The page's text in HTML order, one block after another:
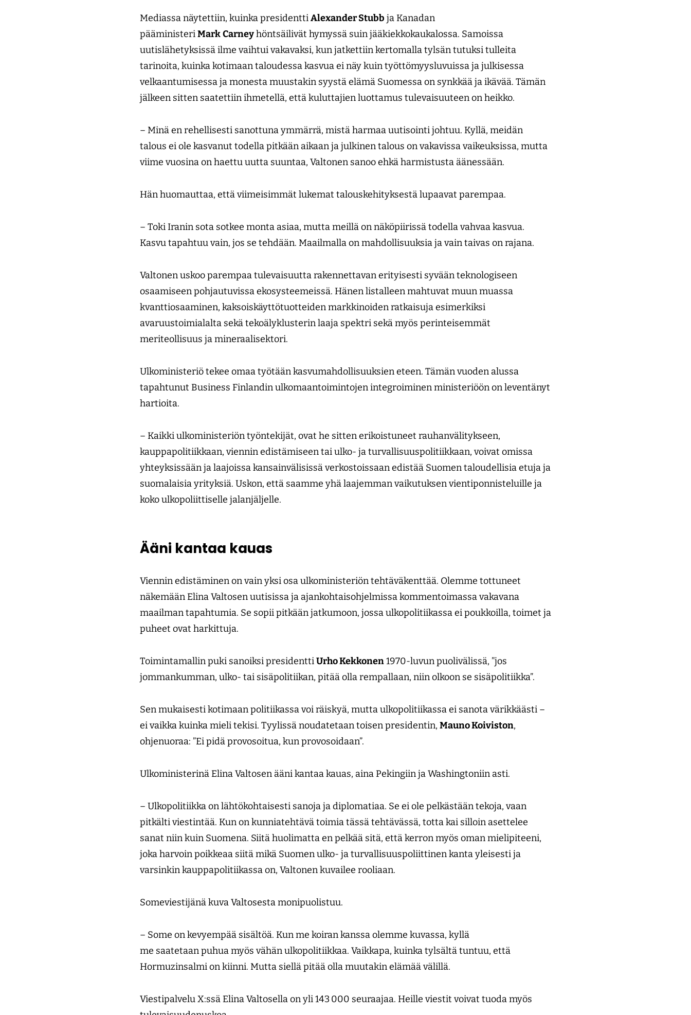
Mediassa näytettiin, kuinka presidenttiAlexander Stubb ja Kanadan
pääministeriMarkCarneyhöntsäilivät hymyssä suin jääkiekkokaukalossa. Samoissa
uutislähetyksissä ilme vaihtui vakavaksi, kun jatkettiin kertomalla tylsän tutuksi tulleita
tarinoita, kuinka kotimaan taloudessa kasvua ei näy kuin työttömyysluvuissa ja julkisessa
velkaantumisessa ja monesta muustakin syystä elämä Suomessa on synkkää ja ikävää. Tämän
jälkeen sitten saatettiin ihmetellä, että kuluttajien luottamus tulevaisuuteen on heikko.
– Minä en rehellisesti sanottuna ymmärrä, mistä harmaa uutisointi johtuu. Kyllä, meidän
talous ei ole kasvanut todella pitkään aikaan ja julkinen talous on vakavissa vaikeuksissa, mutta
viime vuosina on haettu uutta suuntaa, Valtonen sanoo ehkä harmistusta äänessään.
Hän huomauttaa, että viimeisimmät lukemat talouskehityksestä lupaavat parempaa.
– Toki Iranin sota sotkee monta asiaa, mutta meillä on näköpiirissä todella vahvaa kasvua.
Kasvu tapahtuu vain, jos se tehdään. Maailmalla on mahdollisuuksia ja vain taivas on rajana.
Valtonen uskoo parempaa tulevaisuutta rakennettavan erityisesti syvään teknologiseen
osaamiseen pohjautuvissa ekosysteemeissä. Hänen listalleen mahtuvat muun muassa
kvanttiosaaminen, kaksoiskäyttötuotteiden markkinoiden ratkaisuja esimerkiksi
avaruustoimialalta sekä tekoälyklusterin laaja spektri sekä myös perinteisemmät
meriteollisuus ja mineraalisektori.
Ulkoministeriö tekee omaa työtään kasvumahdollisuuksien eteen. Tämän vuoden alussa
tapahtunut Business Finlandin ulkomaantoimintojen integroiminen ministeriöön on leventänyt
hartioita.
– Kaikki ulkoministeriön työntekijät, ovat he sitten erikoistuneet rauhanvälitykseen,
kauppapolitiikkaan, viennin edistämiseen tai ulko- ja turvallisuuspolitiikkaan, voivat omissa
yhteyksissään ja laajoissa kansainvälisissä verkostoissaan edistää Suomen taloudellisia etuja ja
suomalaisia yrityksiä. Uskon, että saamme yhä laajemman vaikutuksen vientiponnisteluille ja
koko ulkopoliittiselle jalanjäljelle.
Ääni kantaa kauas
Viennin edistäminen on vain yksi osa ulkoministeriön tehtäväkenttää. Olemme tottuneet
näkemään Elina Valtosen uutisissa ja ajankohtaisohjelmissa kommentoimassa vakavana
maailman tapahtumia. Se sopii pitkään jatkumoon, jossa ulkopolitiikassa ei poukkoilla, toimet ja
puheet ovat harkittuja.
Toimintamallin puki sanoiksi presidenttiUrho Kekkonen1970-luvun puolivälissä, ”jos
jommankumman, ulko- tai sisäpolitiikan, pitää olla rempallaan, niin olkoon se sisäpolitiikka”.
Sen mukaisesti kotimaan politiikassa voi räiskyä, mutta ulkopolitiikassa ei sanota värikkäästi –
ei vaikka kuinka mieli tekisi. Tyylissä noudatetaan toisen presidentin, Mauno Koiviston,
ohjenuoraa: ”Ei pidä provosoitua, kun provosoidaan”.
Ulkoministerinä Elina Valtosen ääni kantaa kauas, aina Pekingiin ja Washingtoniin asti.
– Ulkopolitiikka on lähtökohtaisesti sanoja ja diplomatiaa. Se ei ole pelkästään tekoja, vaan
pitkälti viestintää. Kun on kunniatehtävä toimia tässä tehtävässä, totta kai silloin asettelee
sanat niin kuin Suomena. Siitä huolimatta en pelkää sitä, että kerron myös oman mielipiteeni,
joka harvoin poikkeaa siitä mikä Suomen ulko- ja turvallisuuspoliittinen kanta yleisesti ja
varsinkin kauppa­politiikassa on, Valtonen kuvailee rooliaan.
Someviestijänä kuva Valtosesta monipuolistuu.
– Some on kevyempää sisältöä. Kun me koiran kanssa olemme kuvassa, kyllä
me saatetaan puhua myös vähän ulkopolitiikkaa. Vaikkapa, kuinka tylsältä tuntuu, että
Hormuzinsalmi on kiinni. Mutta siellä pitää olla muutakin elämää välillä.
Viestipalvelu X:ssä Elina Valtosella on yli 143 000 seuraajaa. Heille viestit voivat tuoda myös